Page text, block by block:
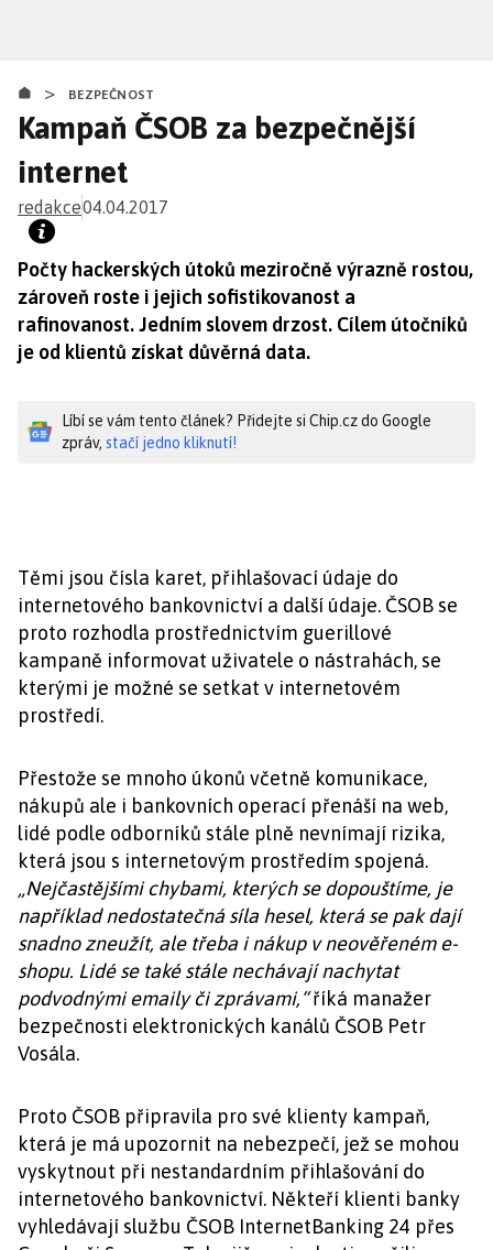
obsahu
> BEZPEČNOST
Kampaň ČSOB za bezpečnější
internet
redakce04.04.2017
Počty hackerských útoků meziročně výrazně rostou,
zároveň roste i jejich sofistikovanost a
rafinovanost. Jedním slovem drzost. Cílem útočníků
je od klientů získat důvěrná data.
Líbí se vám tento článek? Přidejte si Chip.cz do Google
zpráv, stačí jedno kliknutí!
Těmi jsou čísla karet, přihlašovací údaje do
internetového bankovnictví a další údaje. ČSOB se
proto rozhodla prostřednictvím guerillové
kampaně informovat uživatele o nástrahách, se
kterými je možné se setkat v internetovém
prostředí.
Přestože se mnoho úkonů včetně komunikace,
nákupů ale i bankovních operací přenáší na web,
lidé podle odborníků stále plně nevnímají rizika,
která jsou s internetovým prostředím spojená.
„Nejčastějšími chybami, kterých se dopouštíme, je
například nedostatečná síla hesel, která se pak dají
snadno zneužít, ale třeba i nákup v neověřeném e-
shopu. Lidé se také stále nechávají nachytat
podvodnými emaily či zprávami,“říká manažer
bezpečnosti elektronických kanálů ČSOB Petr
Vosála.
Proto ČSOB připravila pro své klienty kampaň,
která je má upozornit na nebezpečí, jež se mohou
vyskytnout při nestandardním přihlašování do
internetového bankovnictví. Někteří klienti banky
vyhledávají službu ČSOB InternetBanking 24 přes